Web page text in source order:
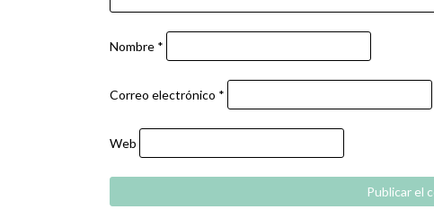
Nombre *
Correo electrónico *
Web